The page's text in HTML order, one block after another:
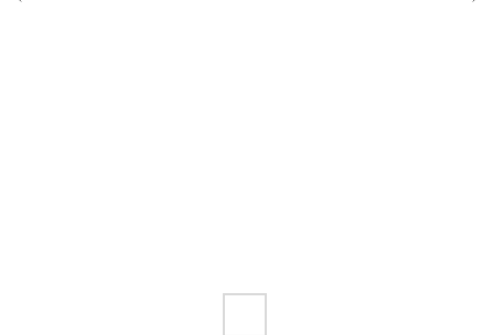
выбранный способом